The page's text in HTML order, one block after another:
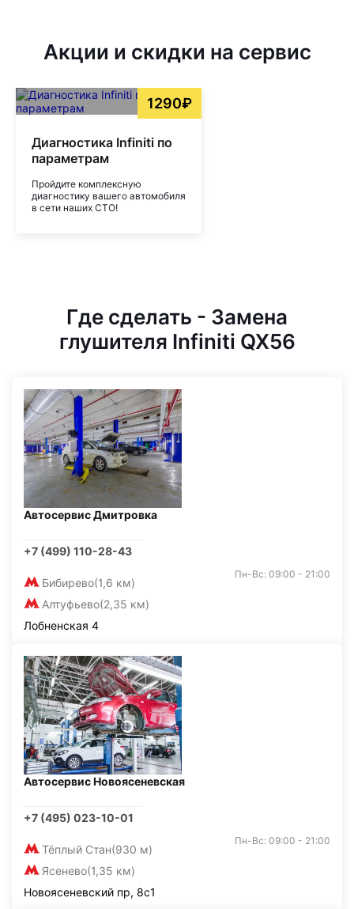
Акции и скидки на сервис
1290₽
Диагностика Infiniti по
параметрам
Пройдите комплексную
диагностику вашего автомобиля
в сети наших СТО!
Где сделать - Замена
глушителя Infiniti QX56
Автосервис Дмитровка
+7 (499) 110-28-43
Бибирево(1,6 км)
Алтуфьево(2,35 км)
Пн-Вс: 09:00 - 21:00
Лобненская 4
Автосервис Новоясеневская
+7 (495) 023-10-01
Тёплый Стан(930 м)
Ясенево(1,35 км)
Пн-Вс: 09:00 - 21:00
Новоясеневский пр, 8с1